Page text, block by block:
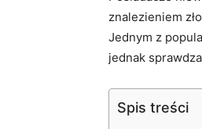
znalezieniem
Jednym z
jednak
Spis treści